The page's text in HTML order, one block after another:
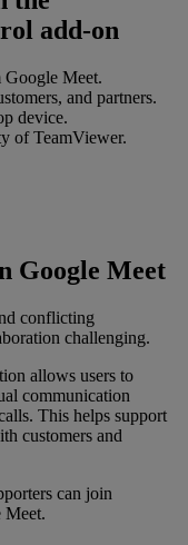
add-on
Google Meet.
and partners.
device.
of TeamViewer.
Google Meet
conflicting
challenging.
allows users to
communication
This helps support
customers and
can join
Meet.